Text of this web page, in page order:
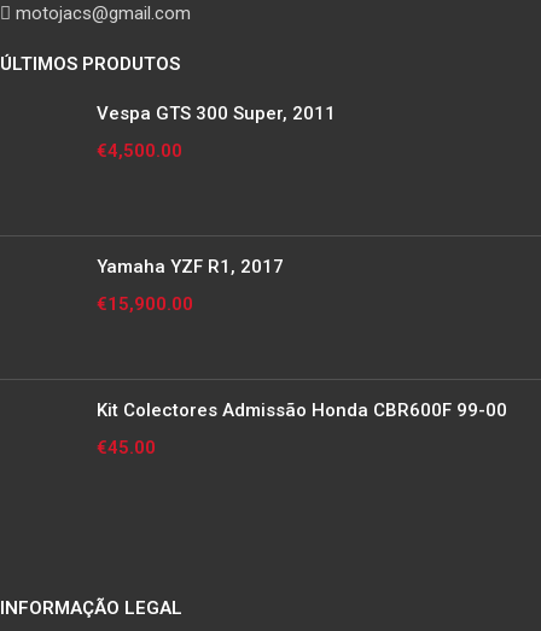
motojacs@gmail.com
ÚLTIMOS PRODUTOS
Vespa GTS 300 Super, 2011
€4,500.00
Yamaha YZF R1, 2017
€15,900.00
Kit Colectores Admissão Honda CBR600F 99-00
€45.00
INFORMAÇÃO LEGAL